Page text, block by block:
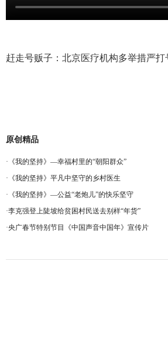
赶走号贩子：北京医疗机构多举措严打
原创精品
· 《我的坚持》—幸福村里的“朝阳群众”
· 《我的坚持》平凡中坚守的乡村医生
· 《我的坚持》—公益“老炮儿”的快乐坚守
·李克强登上陡坡给贫困村民送去别样“年货”
·央广春节特别节目《中国声音中国年》宣传片